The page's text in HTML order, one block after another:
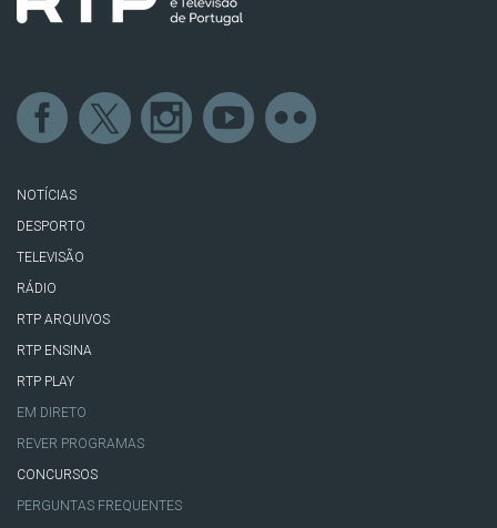
NOTÍCIAS
DESPORTO
TELEVISÃO
RÁDIO
RTP ARQUIVOS
RTP ENSINA
RTP PLAY
EM DIRETO
REVER PROGRAMAS
CONCURSOS
PERGUNTAS FREQUENTES